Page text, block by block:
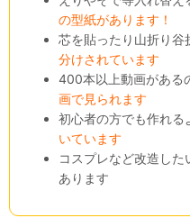
の型紙があります！
芯を貼ったり山折り谷
分けされています
400本以上動画がある
画で見られます
初心者の方でも作れる
いています
コスプレなど改造し
あります